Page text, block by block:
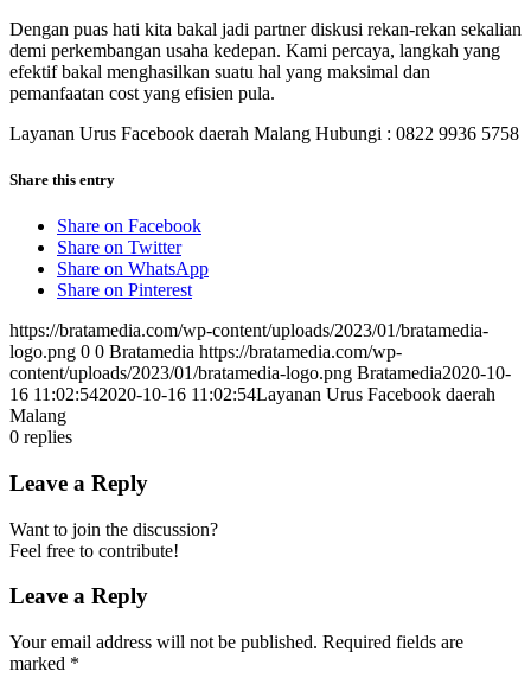
Dengan puas hati kita bakal jadi partner diskusi rekan-rekan sekalian
demi perkembangan usaha kedepan. Kami percaya, langkah yang
efektif bakal menghasilkan suatu hal yang maksimal dan
pemanfaatan cost yang efisien pula.
Layanan Urus Facebook daerah Malang Hubungi : 0822 9936 5758
Share this entry
Share on Facebook
Share on Twitter
Share on WhatsApp
Share on Pinterest
https://bratamedia.com/wp-content/uploads/2023/01/bratamedia-
logo.png 0 0 Bratamedia https://bratamedia.com/wp-
content/uploads/2023/01/bratamedia-logo.png Bratamedia2020-10-
16 11:02:542020-10-16 11:02:54Layanan Urus Facebook daerah
Malang
0 replies
Leave a Reply
Want to join the discussion?
Feel free to contribute!
Leave a Reply
Your email address will not be published. Required fields are
marked *